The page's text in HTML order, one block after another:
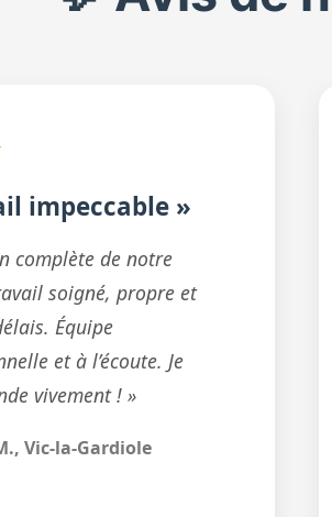
impeccable »
complète de notre
soigné, propre et
Équipe
et à l’écoute. Je
vivement ! »
Vic-la-Gardiole